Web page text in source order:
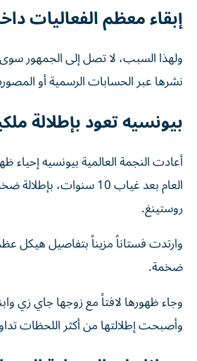
إبقاء معظم الفعاليات
ولهذا السبب، لا تصل إلى الجمهور
نشرها عبر الحسابات الرسمية أو
بيونسيه تعود بإطلالة
أعادت النجمة العالمية بيونسيه إحياء
العام بعد غياب 10 سنوات،
روستينغ.
وارتدت فستاناً مزيناً بتفاصيل هيكل
ضخمة.
وجاء ظهورها لافتاً مع زوجها جاي زي
وأصبحت إطلالتها من أكثر اللحظات